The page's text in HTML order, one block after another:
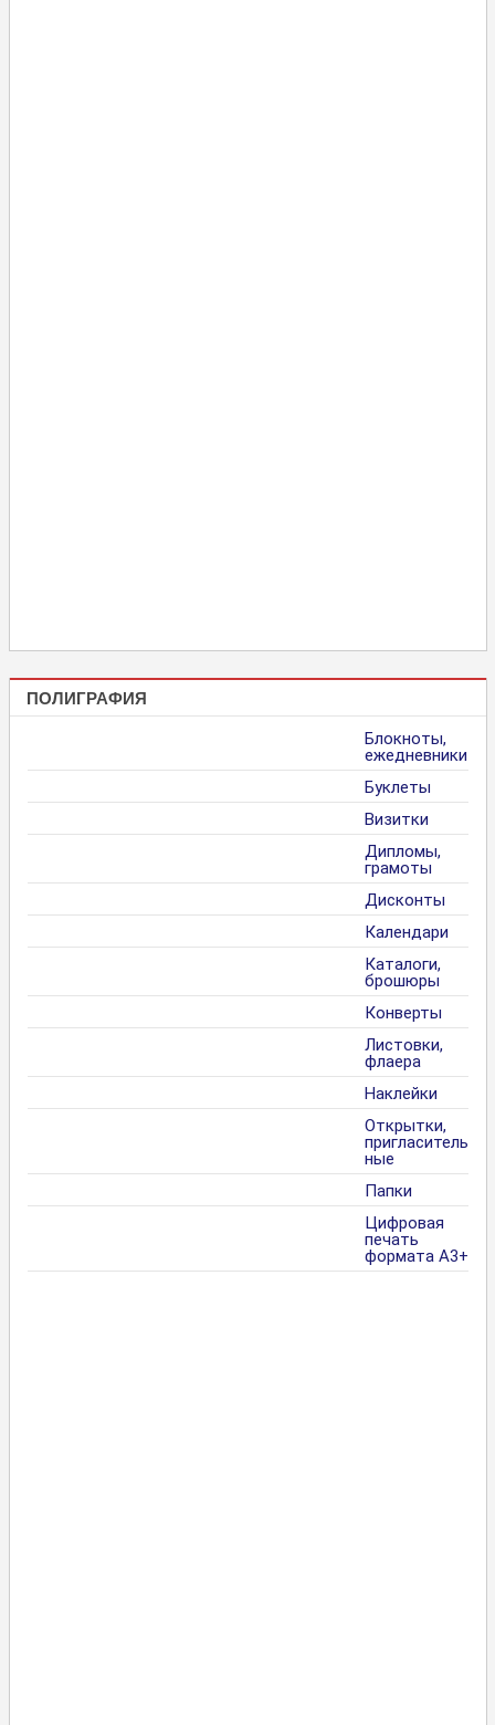
ПОЛИГРАФИЯ
Блокноты,
ежедневники
Буклеты
Визитки
Дипломы,
грамоты
Дисконты
Календари
Каталоги,
брошюры
Конверты
Листовки,
флаера
Наклейки
Открытки,
пригласитель
ные
Папки
Цифровая
печать
формата А3+